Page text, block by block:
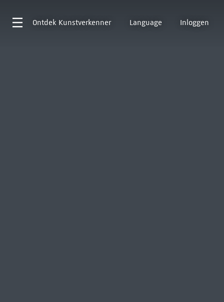
Ontdek Kunstverkenner Language Inloggen